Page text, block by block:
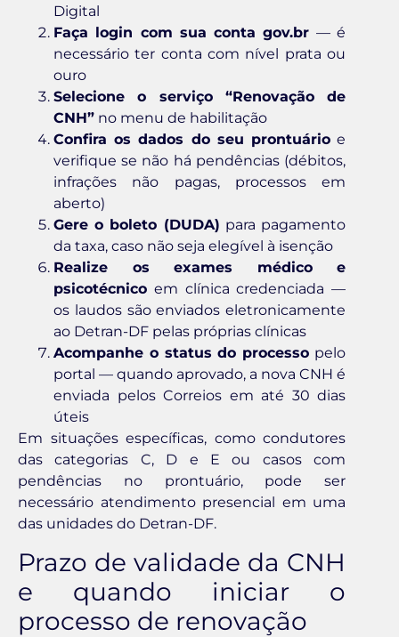
Digital
Faça login com sua conta gov.br — é
necessário ter conta com nível prata ou
ouro
Selecione o serviço “Renovação de
CNH” no menu de habilitação
Confira os dados do seu prontuárioe
verifique se não há pendências (débitos,
infrações não pagas, processos em
aberto)
Gere o boleto (DUDA) para pagamento
da taxa, caso não seja elegível à isenção
Realize os exames médico e
psicotécnico em clínica credenciada —
os laudos são enviados eletronicamente
ao Detran-DF pelas próprias clínicas
Acompanhe o status do processo pelo
portal — quando aprovado, a nova CNH é
enviada pelos Correios em até 30 dias
úteis
Em situações específicas, como condutores
das categorias C, D e E ou casos com
pendências no prontuário, pode ser
necessário atendimento presencial em uma
das unidades do Detran-DF.
Prazo de validade da CNH
e quando iniciar o
processo de renovação